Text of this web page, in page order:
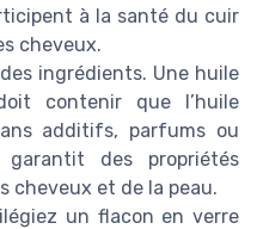
à la santé du cuir
cheveux.
ingrédients. Une huile
contenir que l’huile
additifs, parfums ou
garantit des propriétés
cheveux et de la peau.
un flacon en verre